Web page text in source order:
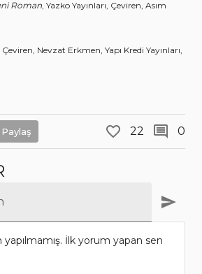
Roman , Yazko Yayınları, Çeviren, Asım
Çeviren, Nevzat Erkmen, Yapı Kredi Yayınları,
Paylaş 22 0
İlk yorum yapan sen